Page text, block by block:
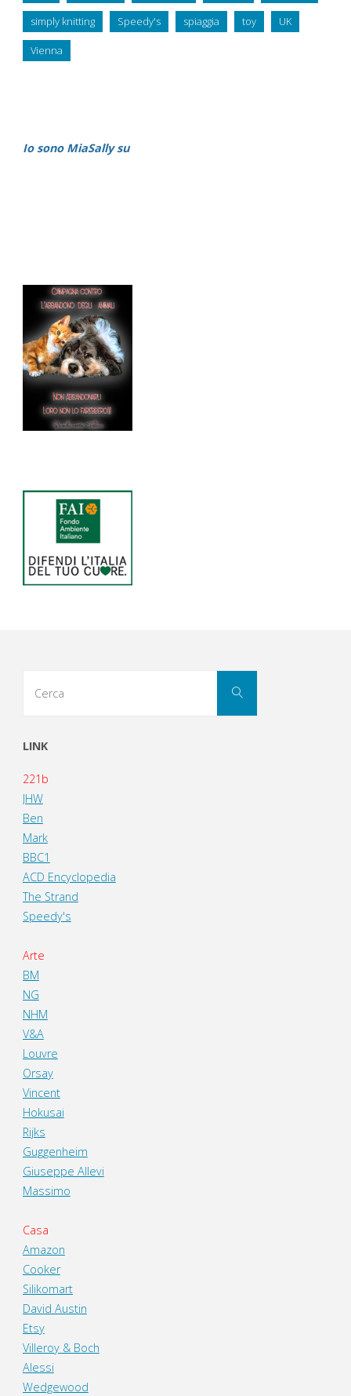
simply knitting Speedy's spiaggia toy UK
Vienna
Io sono MiaSally su
Cerca
LINK
221b
JHW
Ben
Mark
BBC1
ACD Encyclopedia
The Strand
Speedy's
Arte
BM
NG
NHM
V&A
Louvre
Orsay
Vincent
Hokusai
Rijks
Guggenheim
Giuseppe Allevi
Massimo
Casa
Amazon
Cooker
Silikomart
David Austin
Etsy
Villeroy & Boch
Alessi
Wedgewood